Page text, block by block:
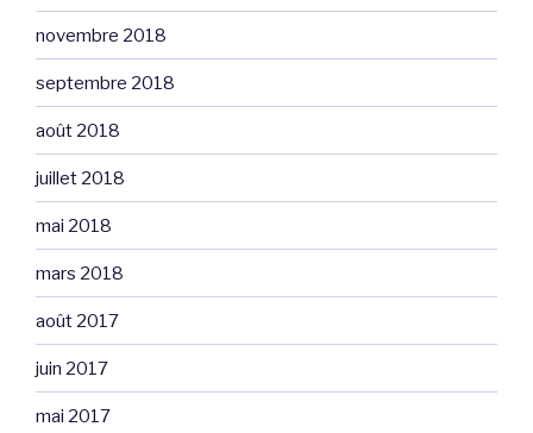
novembre 2018
septembre 2018
août 2018
juillet 2018
mai 2018
mars 2018
août 2017
juin 2017
mai 2017